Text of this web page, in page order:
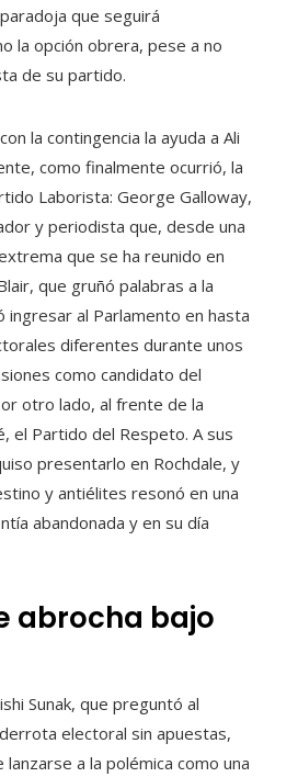
que seguirá
la opción obrera, pese a no
de su partido.
la contingencia la ayuda a Ali
como finalmente ocurrió, la
Laborista: George Galloway,
y periodista que, desde una
que se ha reunido en
que gruñó palabras a la
ingresar al Parlamento en hasta
diferentes durante unos
como candidato del
otro lado, al frente de la
el Partido del Respeto. A sus
presentarlo en Rochdale, y
y antiélites resonó en una
abandonada y en su día
abrocha bajo
Sunak, que preguntó al
electoral sin apuestas,
a la polémica como una